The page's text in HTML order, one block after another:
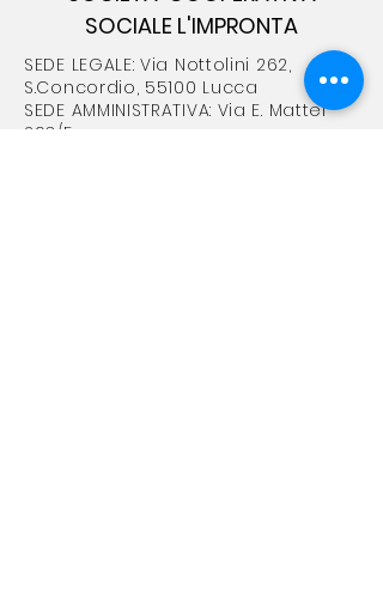
SOCIALE L'IMPRONTA
SEDE LEGALE: Via Nottolini 262,
S.Concordio, 55100 Lucca
SEDE AMMINISTRATIVA: Via E. Mattei
293/F